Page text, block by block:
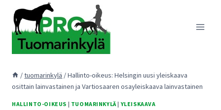
sisältöön
/tuomarinkylä /Hallinto-oikeus: Helsingin uusi yleiskaava
osittain lainvastainen ja Vartiosaaren osayleiskaava lainvastainen
HALLINTO-OIKEUS | TUOMARINKYLÄ|YLEISKAAVA